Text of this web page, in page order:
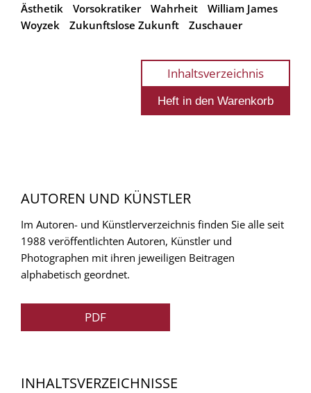
Ästhetik
Vorsokratiker Wahrheit
William James
Woyzek
Zukunftslose Zukunft Zuschauer
Inhaltsverzeichnis
AUTOREN UND KÜNSTLER
Im Autoren- und Künstlerverzeichnis finden Sie alle seit
1988 veröffentlichten Autoren, Künstler und
Photographen mit ihren jeweiligen Beitragen
alphabetisch geordnet.
PDF
INHALTSVERZEICHNISSE